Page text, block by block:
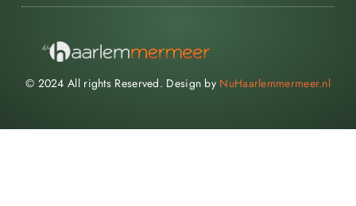
© 2024 All rights Reserved. Design by NuHaarlemmermeer.nl